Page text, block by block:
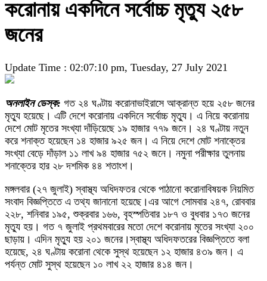
করোনায় একদিনে সর্বোচ্চ মৃত্যু ২৫৮
জনের
Update Time : 02:07:10 pm, Tuesday, 27 July 2021
অনলাইন ডেস্ক: গত ২৪ ঘণ্টায় করোনাভাইরাসে আক্রান্ত হয়ে ২৫৮ জনের
মৃত্যু হয়েছে। এটি দেশে করোনায় একদিনে সর্বোচ্চ মৃত্যু। এ নিয়ে করোনায়
দেশে মোট মৃতের সংখ্যা দাঁড়িয়েছে ১৯ হাজার ৭৭৯ জনে। ২৪ ঘণ্টায় নতুন
করে শনাক্ত হয়েছেন ১৪ হাজার ৯২৫ জন। এ নিয়ে দেশে মোট শনাক্তের
সংখ্যা বেড়ে দাঁড়াল ১১ লাখ ৯৪ হাজার ৭৫২ জনে। নমুনা পরীক্ষার তুলনায়
শনাক্তের হার ২৮ দশমিক ৪৪ শতাংশ।
মঙ্গলবার (২৭ জুলাই) স্বাস্থ্য অধিদফতর থেকে পাঠানো করোনাবিষয়ক নিয়মিত
সংবাদ বিজ্ঞপ্তিতে এ তথ্য জানানো হয়েছে।এর আগে সোমবার ২৪৭, রোববার
২২৮, শনিবার ১৯৫, শুক্রবার ১৬৬, বৃহস্পতিবার ১৮৭ ও বুধবার ১৭৩ জনের
মৃত্যু হয়। গত ৭ জুলাই প্রথমবারের মতো দেশে করোনায় মৃতের সংখ্যা ২০০
ছাড়ায়। এদিন মৃত্যু হয় ২০১ জনের।স্বাস্থ্য অধিদফতরের বিজ্ঞপ্তিতে বলা
হয়েছে, ২৪ ঘণ্টায় করোনা থেকে সুস্থ হয়েছেন ১২ হাজার ৪৩৯ জন। এ
পর্যন্ত মোট সুস্থ হয়েছেন ১০ লাখ ২২ হাজার ৪১৪ জন।